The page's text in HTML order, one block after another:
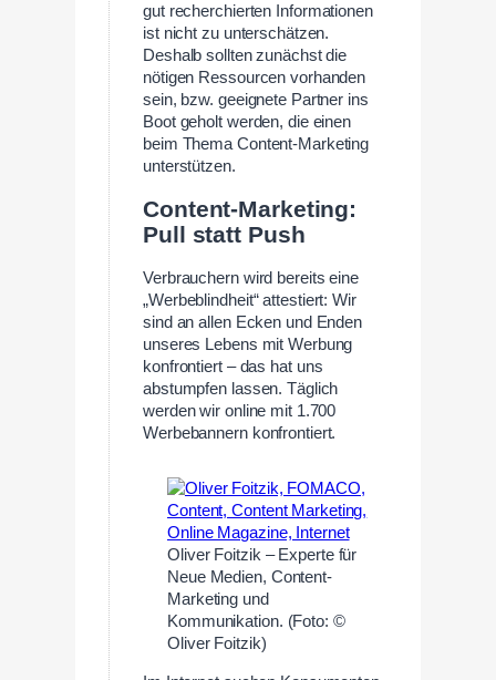
gut recherchierten Informationen
ist nicht zu unterschätzen.
Deshalb sollten zunächst die
nötigen Ressourcen vorhanden
sein, bzw. geeignete Partner ins
Boot geholt werden, die einen
beim Thema Content-Marketing
unterstützen.
Content-Marketing:
Pull statt Push
Verbrauchern wird bereits eine
„Werbeblindheit“ attestiert: Wir
sind an allen Ecken und Enden
unseres Lebens mit Werbung
konfrontiert – das hat uns
abstumpfen lassen. Täglich
werden wir online mit 1.700
Werbebannern konfrontiert.
Oliver Foitzik – Experte für
Neue Medien, Content-
Marketing und
Kommunikation. (Foto: ©
Oliver Foitzik)